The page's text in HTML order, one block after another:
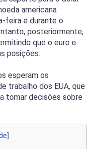
americana
feira e durante o
posteriormente,
que o euro e
posições.
esperam os
trabalho dos EUA, que
tomar decisões sobre